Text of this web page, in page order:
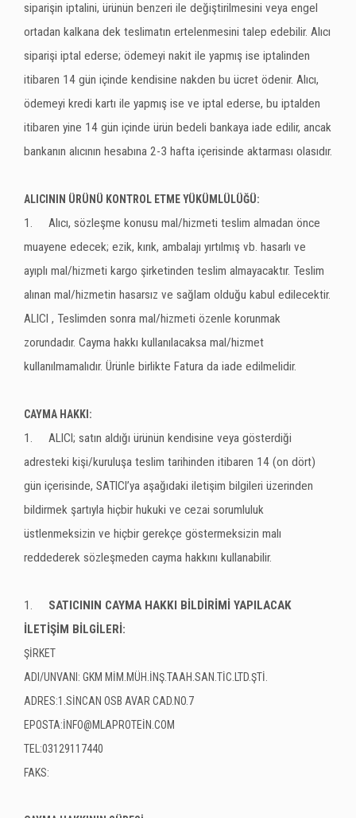
siparişin iptalini, ürünün benzeri ile değiştirilmesini veya engel
ortadan kalkana dek teslimatın ertelenmesini talep edebilir. Alıcı
siparişi iptal ederse; ödemeyi nakit ile yapmış ise iptalinden
itibaren 14 gün içinde kendisine nakden bu ücret ödenir. Alıcı,
ödemeyi kredi kartı ile yapmış ise ve iptal ederse, bu iptalden
itibaren yine 14 gün içinde ürün bedeli bankaya iade edilir, ancak
bankanın alıcının hesabına 2-3 hafta içerisinde aktarması olasıdır.
ALICININ ÜRÜNÜ KONTROL ETME YÜKÜMLÜLÜĞÜ:
1.
Alıcı, sözleşme konusu mal/hizmeti teslim almadan önce
muayene edecek; ezik, kırık, ambalajı yırtılmış vb. hasarlı ve
ayıplı mal/hizmeti kargo şirketinden teslim almayacaktır. Teslim
alınan mal/hizmetin hasarsız ve sağlam olduğu kabul edilecektir.
ALICI , Teslimden sonra mal/hizmeti özenle korunmak
zorundadır. Cayma hakkı kullanılacaksa mal/hizmet
kullanılmamalıdır. Ürünle birlikte Fatura da iade edilmelidir.
CAYMA HAKKI:
1.
ALICI; satın aldığı ürünün kendisine veya gösterdiği
adresteki kişi/kuruluşa teslim tarihinden itibaren 14 (on dört)
gün içerisinde, SATICI’ya aşağıdaki iletişim bilgileri üzerinden
bildirmek şartıyla hiçbir hukuki ve cezai sorumluluk
üstlenmeksizin ve hiçbir gerekçe göstermeksizin malı
reddederek sözleşmeden cayma hakkını kullanabilir.
1.
SATICININ CAYMA HAKKI BİLDİRİMİ YAPILACAK
İLETİŞİM BİLGİLERİ:
ŞİRKET
ADI/UNVANI: GKM MİM.MÜH.İNŞ.TAAH.SAN.TİC.LTD.ŞTİ.
ADRES:1.SİNCAN OSB AVAR CAD.NO.7
EPOSTA:İNFO@MLAPROTEİN.COM
TEL:03129117440
FAKS: